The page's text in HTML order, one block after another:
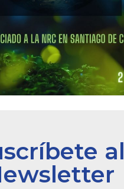
al